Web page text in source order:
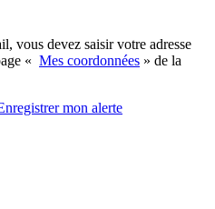
vous devez saisir votre adresse
« Mes coordonnées » de la
mon alerte